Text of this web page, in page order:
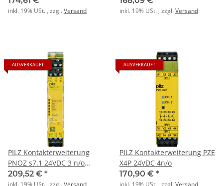
inkl. 19% USt. , zzgl.Versand inkl. 19% USt. , zzgl.Versand
AUSVERKAUFT
PILZ Kontakterweiterung
PNOZ s7.1 24VDC 3 n/o
cascade
209,52 € *
inkl. 19% USt. , zzgl.Versand
AUSVERKAUFT
PILZ Kontakterweiterung PZE
X4P 24VDC 4n/o
170,90 € *
inkl. 19% USt. , zzgl.Versand